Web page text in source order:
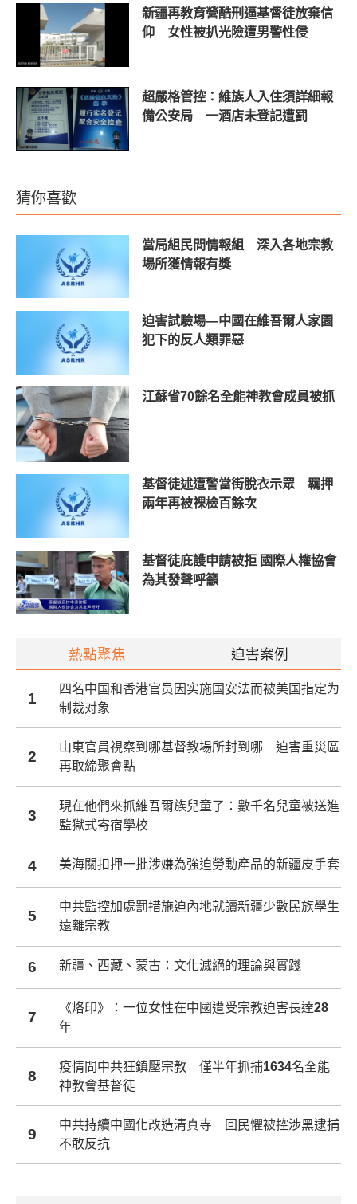
新疆再教育營酷刑逼基督徒放棄信
仰 女性被扒光險遭男警性侵
超嚴格管控：維族人入住須詳細報
備公安局 一酒店未登記遭罰
猜你喜歡
當局組民間情報組 深入各地宗教
場所獲情報有獎
迫害試驗場—中國在維吾爾人家園
犯下的反人類罪惡
江蘇省70餘名全能神教會成員被抓
基督徒述遭警當街脫衣示眾 羈押
兩年再被裸檢百餘次
基督徒庇護申請被拒 國際人權協會
為其發聲呼籲
熱點聚焦 迫害案例
1
四名中国和香港官员因实施国安法而被美国指定为
制裁对象
2
山東官員視察到哪基督教場所封到哪 迫害重災區
再取締聚會點
3
現在他們來抓維吾爾族兒童了：數千名兒童被送進
監獄式寄宿學校
4 美海關扣押一批涉嫌為強迫勞動產品的新疆皮手套
5
中共監控加處罰措施迫內地就讀新疆少數民族學生
遠離宗教
6 新疆、西藏、蒙古：文化滅絕的理論與實踐
7
《烙印》：一位女性在中國遭受宗教迫害長達28
年
8
疫情間中共狂鎮壓宗教 僅半年抓捕1634名全能
神教會基督徒
9
中共持續中國化改造清真寺 回民懼被控涉黑逮捕
不敢反抗